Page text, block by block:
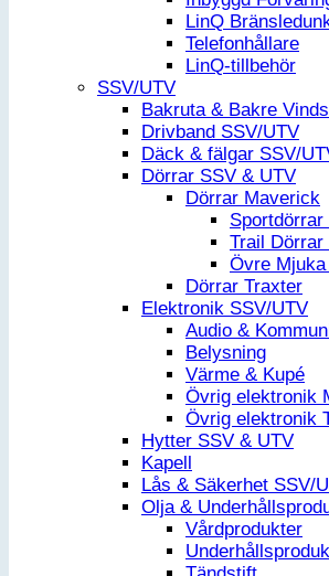
LinQ
Telefonhållare
LinQ-tillbehör
SSV/UTV
Bakruta & Bakre
Drivband SSV/UTV
Däck & fälgar SSV/
Dörrar SSV & UTV
Dörrar Maverick
Trail
Övre
Dörrar Traxter
Elektronik SSV/UTV
Audio &
Belysning
Värme & Kupé
Övrig elektronik
Övrig elektronik
Hytter SSV & UTV
Kapell
Lås & Säkerhet SSV/
Olja &
Vårdprodukter